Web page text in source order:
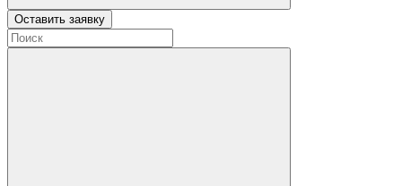
Оставить заявку